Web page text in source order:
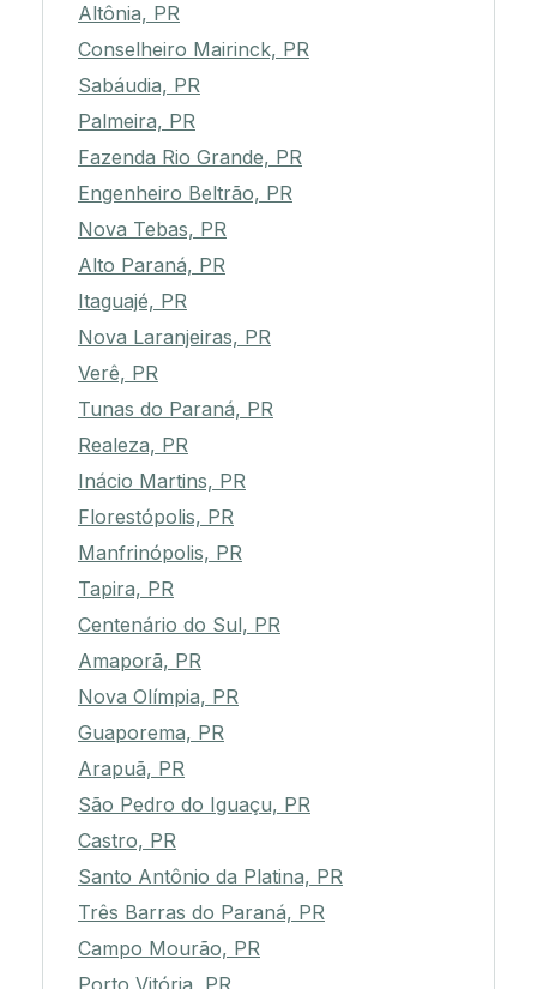
Altônia, PR
Conselheiro Mairinck, PR
Sabáudia, PR
Palmeira, PR
Fazenda Rio Grande, PR
Engenheiro Beltrão, PR
Nova Tebas, PR
Alto Paraná, PR
Itaguajé, PR
Nova Laranjeiras, PR
Verê, PR
Tunas do Paraná, PR
Realeza, PR
Inácio Martins, PR
Florestópolis, PR
Manfrinópolis, PR
Tapira, PR
Centenário do Sul, PR
Amaporã, PR
Nova Olímpia, PR
Guaporema, PR
Arapuã, PR
São Pedro do Iguaçu, PR
Castro, PR
Santo Antônio da Platina, PR
Três Barras do Paraná, PR
Campo Mourão, PR